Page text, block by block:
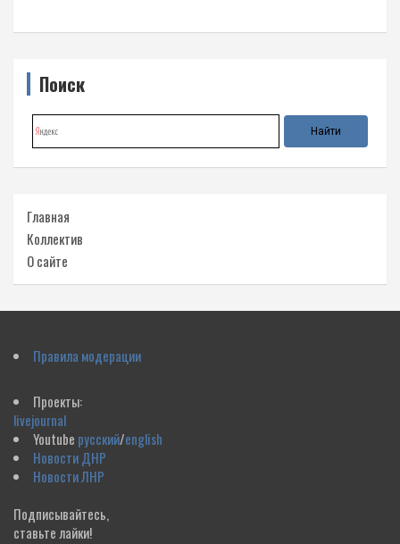
Поиск
Главная
Коллектив
О сайте
Правила модерации
Проекты:
livejournal
Youtube русский/english
Новости ДНР
Новости ЛНР
Подписывайтесь,
ставьте лайки!